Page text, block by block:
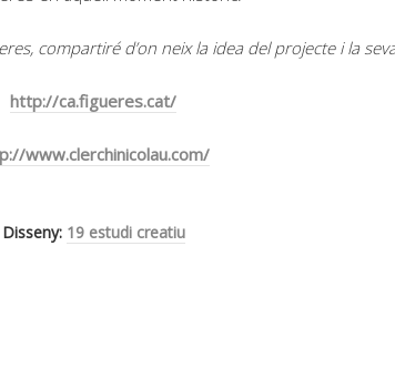
compartiré d’on neix la idea del projecte i la
http://ca.figueres.cat/
www.clerchinicolau.com/
Disseny: 19 estudi creatiu